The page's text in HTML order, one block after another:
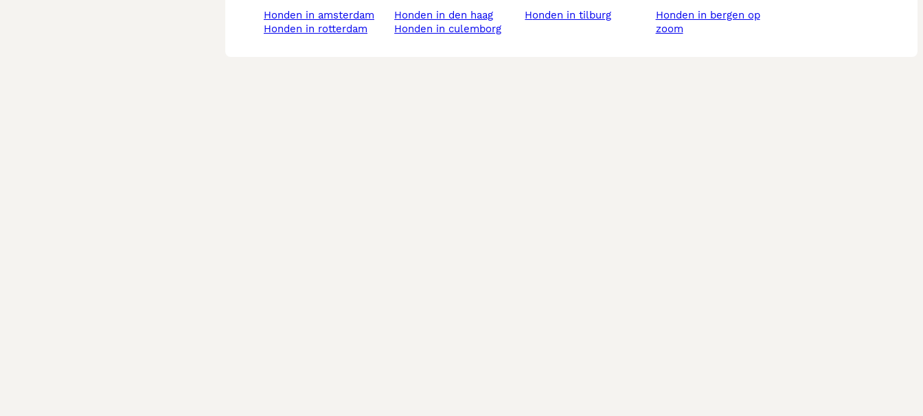
honden in amsterdam
honden in rotterdam
honden in den haag
honden in culemborg
honden in tilburg
honden in bergen op
zoom